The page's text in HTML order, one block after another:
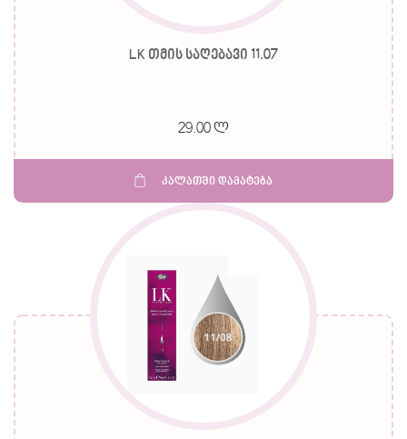
LK თმის საღებავი 11.07
29.00 ლ
კალათში დამატება